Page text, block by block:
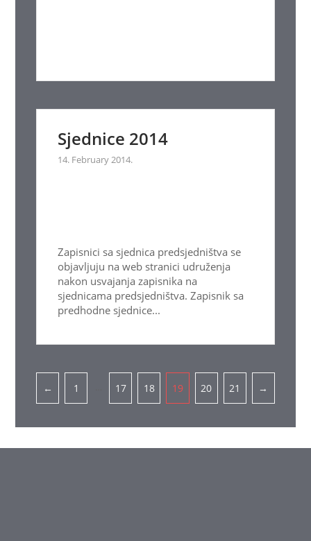
Sjednice 2014
14. February 2014.
Zapisnici sa sjednica predsjedništva se
objavljuju na web stranici udruženja
nakon usvajanja zapisnika na
sjednicama predsjedništva. Zapisnik sa
predhodne sjednice...
Pagination
← 1 17 18 19 20 21 →